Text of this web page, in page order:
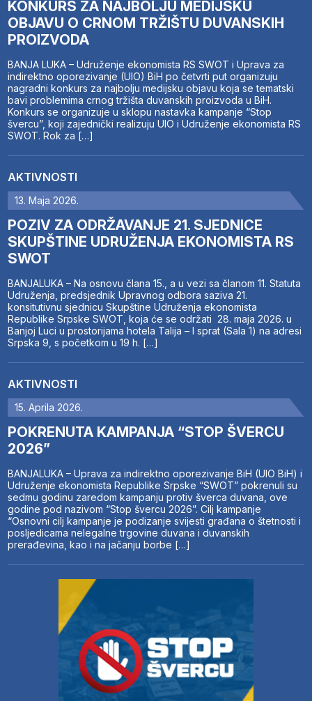
KONKURS ZA NAJBOLJU MEDIJSKU
OBJAVU O CRNOM TRŽIŠTU DUVANSKIH
PROIZVODA
BANJA LUKA – Udruženje ekonomista RS SWOT i Uprava za
indirektno oporezivanje (UIO) BiH po četvrti put organizuju
nagradni konkurs za najbolju medijsku objavu koja se tematski
bavi problemima crnog tržišta duvanskih proizvoda u BiH.
Konkurs se organizuje u sklopu nastavka kampanje “Stop
švercu”, koji zajednički realizuju UIO i Udruženje ekonomista RS
SWOT. Rok za […]
AKTIVNOSTI
13. Maja 2026.
POZIV ZA ODRŽAVANJE 21. SJEDNICE
SKUPŠTINE UDRUŽENJA EKONOMISTA RS
SWOT
BANJALUKA – Na osnovu člana 15., a u vezi sa članom 11. Statuta
Udruženja, predsjednik Upravnog odbora saziva 21.
konsitutivnu sjednicu Skupštine Udruženja ekonomista
Republike Srpske SWOT, koja će se održati 28. maja 2026. u
Banjoj Luci u prostorijama hotela Talija – I sprat (Sala 1) na adresi
Srpska 9, s početkom u 19 h. […]
AKTIVNOSTI
15. Aprila 2026.
POKRENUTA KAMPANJA “STOP ŠVERCU
2026”
BANJALUKA – Uprava za indirektno oporezivanje BiH (UIO BiH) i
Udruženje ekonomista Republike Srpske “SWOT” pokrenuli su
sedmu godinu zaredom kampanju protiv šverca duvana, ove
godine pod nazivom “Stop švercu 2026”. Cilj kampanje
“Osnovni cilj kampanje je podizanje svijesti građana o štetnosti i
posljedicama nelegalne trgovine duvana i duvanskih
prerađevina, kao i na jačanju borbe […]